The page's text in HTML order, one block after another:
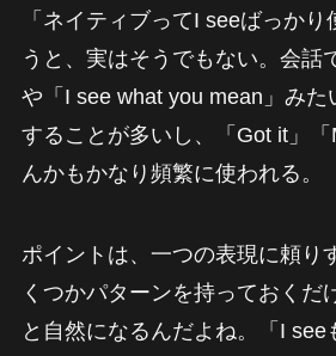
「ネイティブってI seeばっか
うと、実はそうでもない。会話
や「I see what you mean」みた
することが多いし、「Got it」
んかもかなり頻繁に使われる。
ポイントは、一つの表現に頼り
くつかパターンを持っておくだ
と自然になるんだよね。「I see